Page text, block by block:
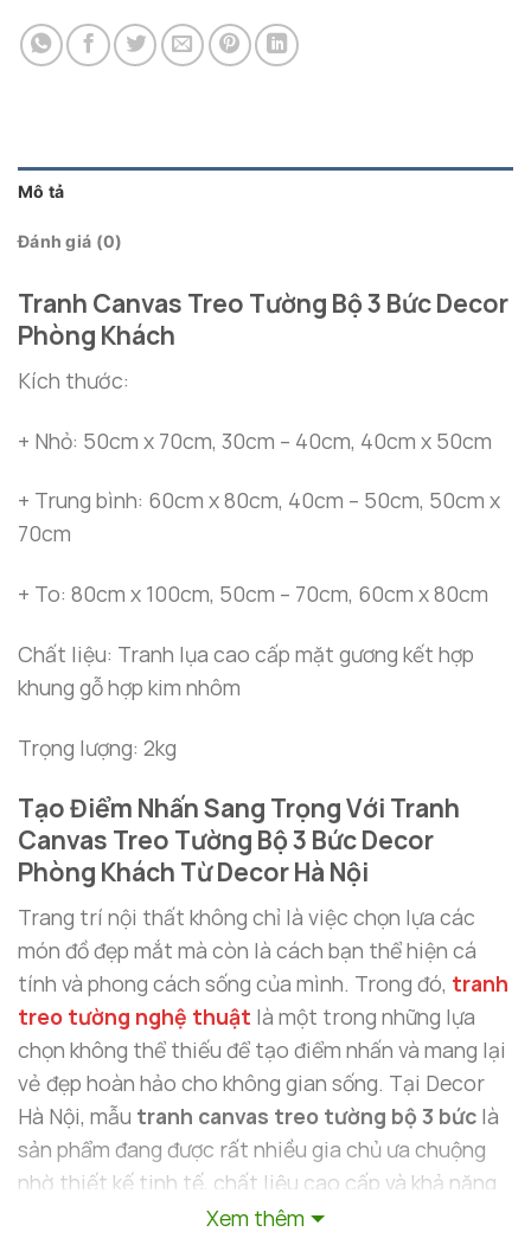
Mô tả
Đánh giá (0)
Tranh Canvas Treo Tường Bộ 3 Bức Decor
Phòng Khách
Kích thước:
+ Nhỏ: 50cm x 70cm, 30cm – 40cm, 40cm x 50cm
+ Trung bình: 60cm x 80cm, 40cm – 50cm, 50cm x
70cm
+ To: 80cm x 100cm, 50cm – 70cm, 60cm x 80cm
Chất liệu: Tranh lụa cao cấp mặt gương kết hợp
khung gỗ hợp kim nhôm
Trọng lượng: 2kg
Tạo Điểm Nhấn Sang Trọng Với Tranh
Canvas Treo Tường Bộ 3 Bức Decor
Phòng Khách Từ Decor Hà Nội
Trang trí nội thất không chỉ là việc chọn lựa các
món đồ đẹp mắt mà còn là cách bạn thể hiện cá
tính và phong cách sống của mình. Trong đó, tranh
treo tường nghệ thuật là một trong những lựa
chọn không thể thiếu để tạo điểm nhấn và mang lại
vẻ đẹp hoàn hảo cho không gian sống. Tại Decor
Hà Nội, mẫu tranh canvas treo tường bộ 3 bức là
sản phẩm đang được rất nhiều gia chủ ưa chuộng
nhờ thiết kế tinh tế, chất liệu cao cấp và khả năng
tạo sự nổi bật trong bất kỳ không gian nào.
Xem thêm